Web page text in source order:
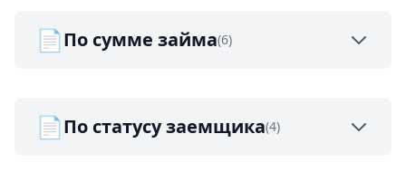
📄По сумме займа(6)
📄По статусу заемщика(4)